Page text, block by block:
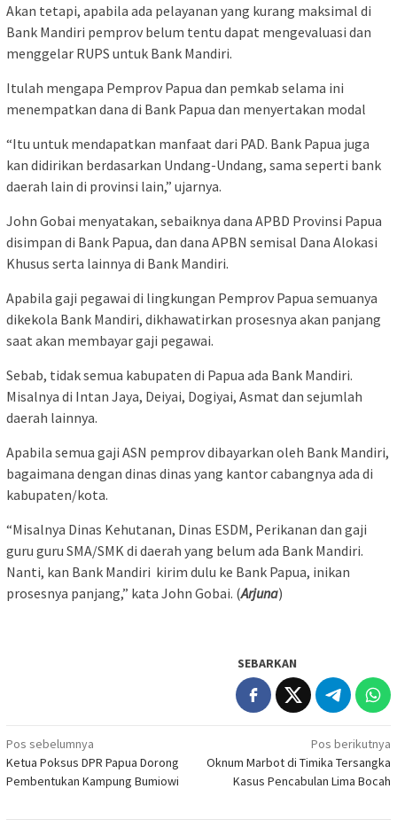
Akan tetapi, apabila ada pelayanan yang kurang maksimal di
Bank Mandiri pemprov belum tentu dapat mengevaluasi dan
menggelar RUPS untuk Bank Mandiri.
Itulah mengapa Pemprov Papua dan pemkab selama ini
menempatkan dana di Bank Papua dan menyertakan modal
“Itu untuk mendapatkan manfaat dari PAD. Bank Papua juga
kan didirikan berdasarkan Undang-Undang, sama seperti bank
daerah lain di provinsi lain,” ujarnya.
John Gobai menyatakan, sebaiknya dana APBD Provinsi Papua
disimpan di Bank Papua, dan dana APBN semisal Dana Alokasi
Khusus serta lainnya di Bank Mandiri.
Apabila gaji pegawai di lingkungan Pemprov Papua semuanya
dikekola Bank Mandiri, dikhawatirkan prosesnya akan panjang
saat akan membayar gaji pegawai.
Sebab, tidak semua kabupaten di Papua ada Bank Mandiri.
Misalnya di Intan Jaya, Deiyai, Dogiyai, Asmat dan sejumlah
daerah lainnya.
Apabila semua gaji ASN pemprov dibayarkan oleh Bank Mandiri,
bagaimana dengan dinas dinas yang kantor cabangnya ada di
kabupaten/kota.
“Misalnya Dinas Kehutanan, Dinas ESDM, Perikanan dan gaji
guru guru SMA/SMK di daerah yang belum ada Bank Mandiri.
Nanti, kan Bank Mandiri kirim dulu ke Bank Papua, inikan
prosesnya panjang,” kata John Gobai. (Arjuna)
SEBARKAN
Navigasi
pos
Pos sebelumnya
Ketua Poksus DPR Papua Dorong
Pembentukan Kampung Bumiowi
Pos berikutnya
Oknum Marbot di Timika Tersangka
Kasus Pencabulan Lima Bocah